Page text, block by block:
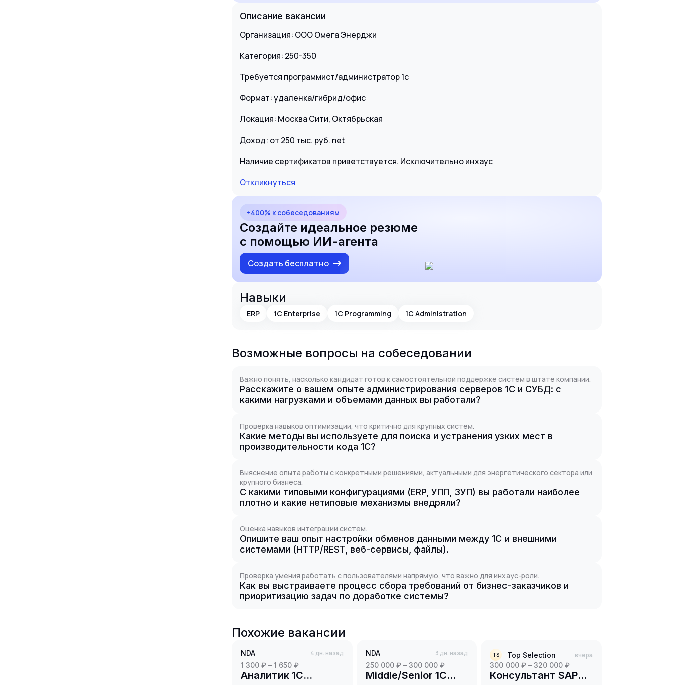
Описание вакансии
Организация: ООО Омега Энерджи
Категория: 250-350
Требуется программист/администратор 1с
Формат: удаленка/гибрид/офис
Локация: Москва Сити, Октябрьская
Доход: от 250 тыс. руб. net
Наличие сертификатов приветствуется. Исключительно инхаус
Откликнуться
+400% к собеседованиям
Создайте идеальное резюме
с помощью ИИ-агента
Создать бесплатно
Навыки
ERP 1C Enterprise 1C Programming 1C Administration
Возможные вопросы на собеседовании
Важно понять, насколько кандидат готов к самостоятельной поддержке систем в штате компании.
Расскажите о вашем опыте администрирования серверов 1С и СУБД: с
какими нагрузками и объемами данных вы работали?
Проверка навыков оптимизации, что критично для крупных систем.
Какие методы вы используете для поиска и устранения узких мест в
производительности кода 1С?
Выяснение опыта работы с конкретными решениями, актуальными для энергетического сектора или
крупного бизнеса.
С какими типовыми конфигурациями (ERP, УПП, ЗУП) вы работали наиболее
плотно и какие нетиповые механизмы внедряли?
Оценка навыков интеграции систем.
Опишите ваш опыт настройки обменов данными между 1С и внешними
системами (HTTP/REST, веб-сервисы, файлы).
Проверка умения работать с пользователями напрямую, что важно для инхаус-роли.
Как вы выстраиваете процесс сбора требований от бизнес-заказчиков и
приоритизацию задач по доработке системы?
Похожие вакансии
NDA
4 дн. назад
1 300 ₽ – 1 650 ₽
Аналитик 1С
NDA
3 дн. назад
250 000 ₽ – 300 000 ₽
Middle/Senior 1C
TS Top Selection
вчера
300 000 ₽ – 320 000 ₽
Консультант SAP